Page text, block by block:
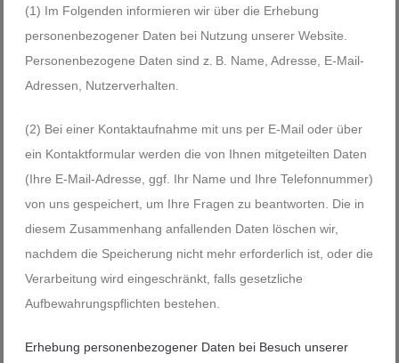
(1) Im Folgenden informieren wir über die Erhebung
personenbezogener Daten bei Nutzung unserer Website.
Personenbezogene Daten sind z. B. Name, Adresse, E-Mail-
Adressen, Nutzerverhalten.
(2) Bei einer Kontaktaufnahme mit uns per E-Mail oder über
ein Kontaktformular werden die von Ihnen mitgeteilten Daten
(Ihre E-Mail-Adresse, ggf. Ihr Name und Ihre Telefonnummer)
von uns gespeichert, um Ihre Fragen zu beantworten. Die in
diesem Zusammenhang anfallenden Daten löschen wir,
nachdem die Speicherung nicht mehr erforderlich ist, oder die
Verarbeitung wird eingeschränkt, falls gesetzliche
Aufbewahrungspflichten bestehen.
Erhebung personenbezogener Daten bei Besuch unserer